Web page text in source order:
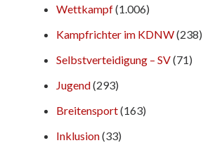
Wettkampf(1.006)
Kampfrichter im KDNW(238)
Selbstverteidigung – SV(71)
Jugend(293)
Breitensport(163)
Inklusion(33)